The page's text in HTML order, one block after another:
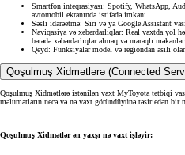
Smartfon inteqrasiyası: Spotify, WhatsApp,
avtomobil ekranında istifadə imkanı.
Səsli idarəetmə: Siri və ya Google Assistant
Naviqasiya və xəbərdarlıqlar: Real vaxtda yol
barədə xəbərdarlıqlar almaq və maraqlı
Qeyd: Funksiyalar model və regiondan asılı
Qoşulmuş Xidmətlərə (Connected
Qoşulmuş Xidmətlərə istənilən vaxt MyToyota tətbiqi
məlumatların necə və nə vaxt göründüyünə təsir edən bir
Qoşulmuş Xidmətlər ən yaxşı nə vaxt işləyir: